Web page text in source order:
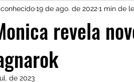
revela
19 de ago. de 20221 min de
de 2023